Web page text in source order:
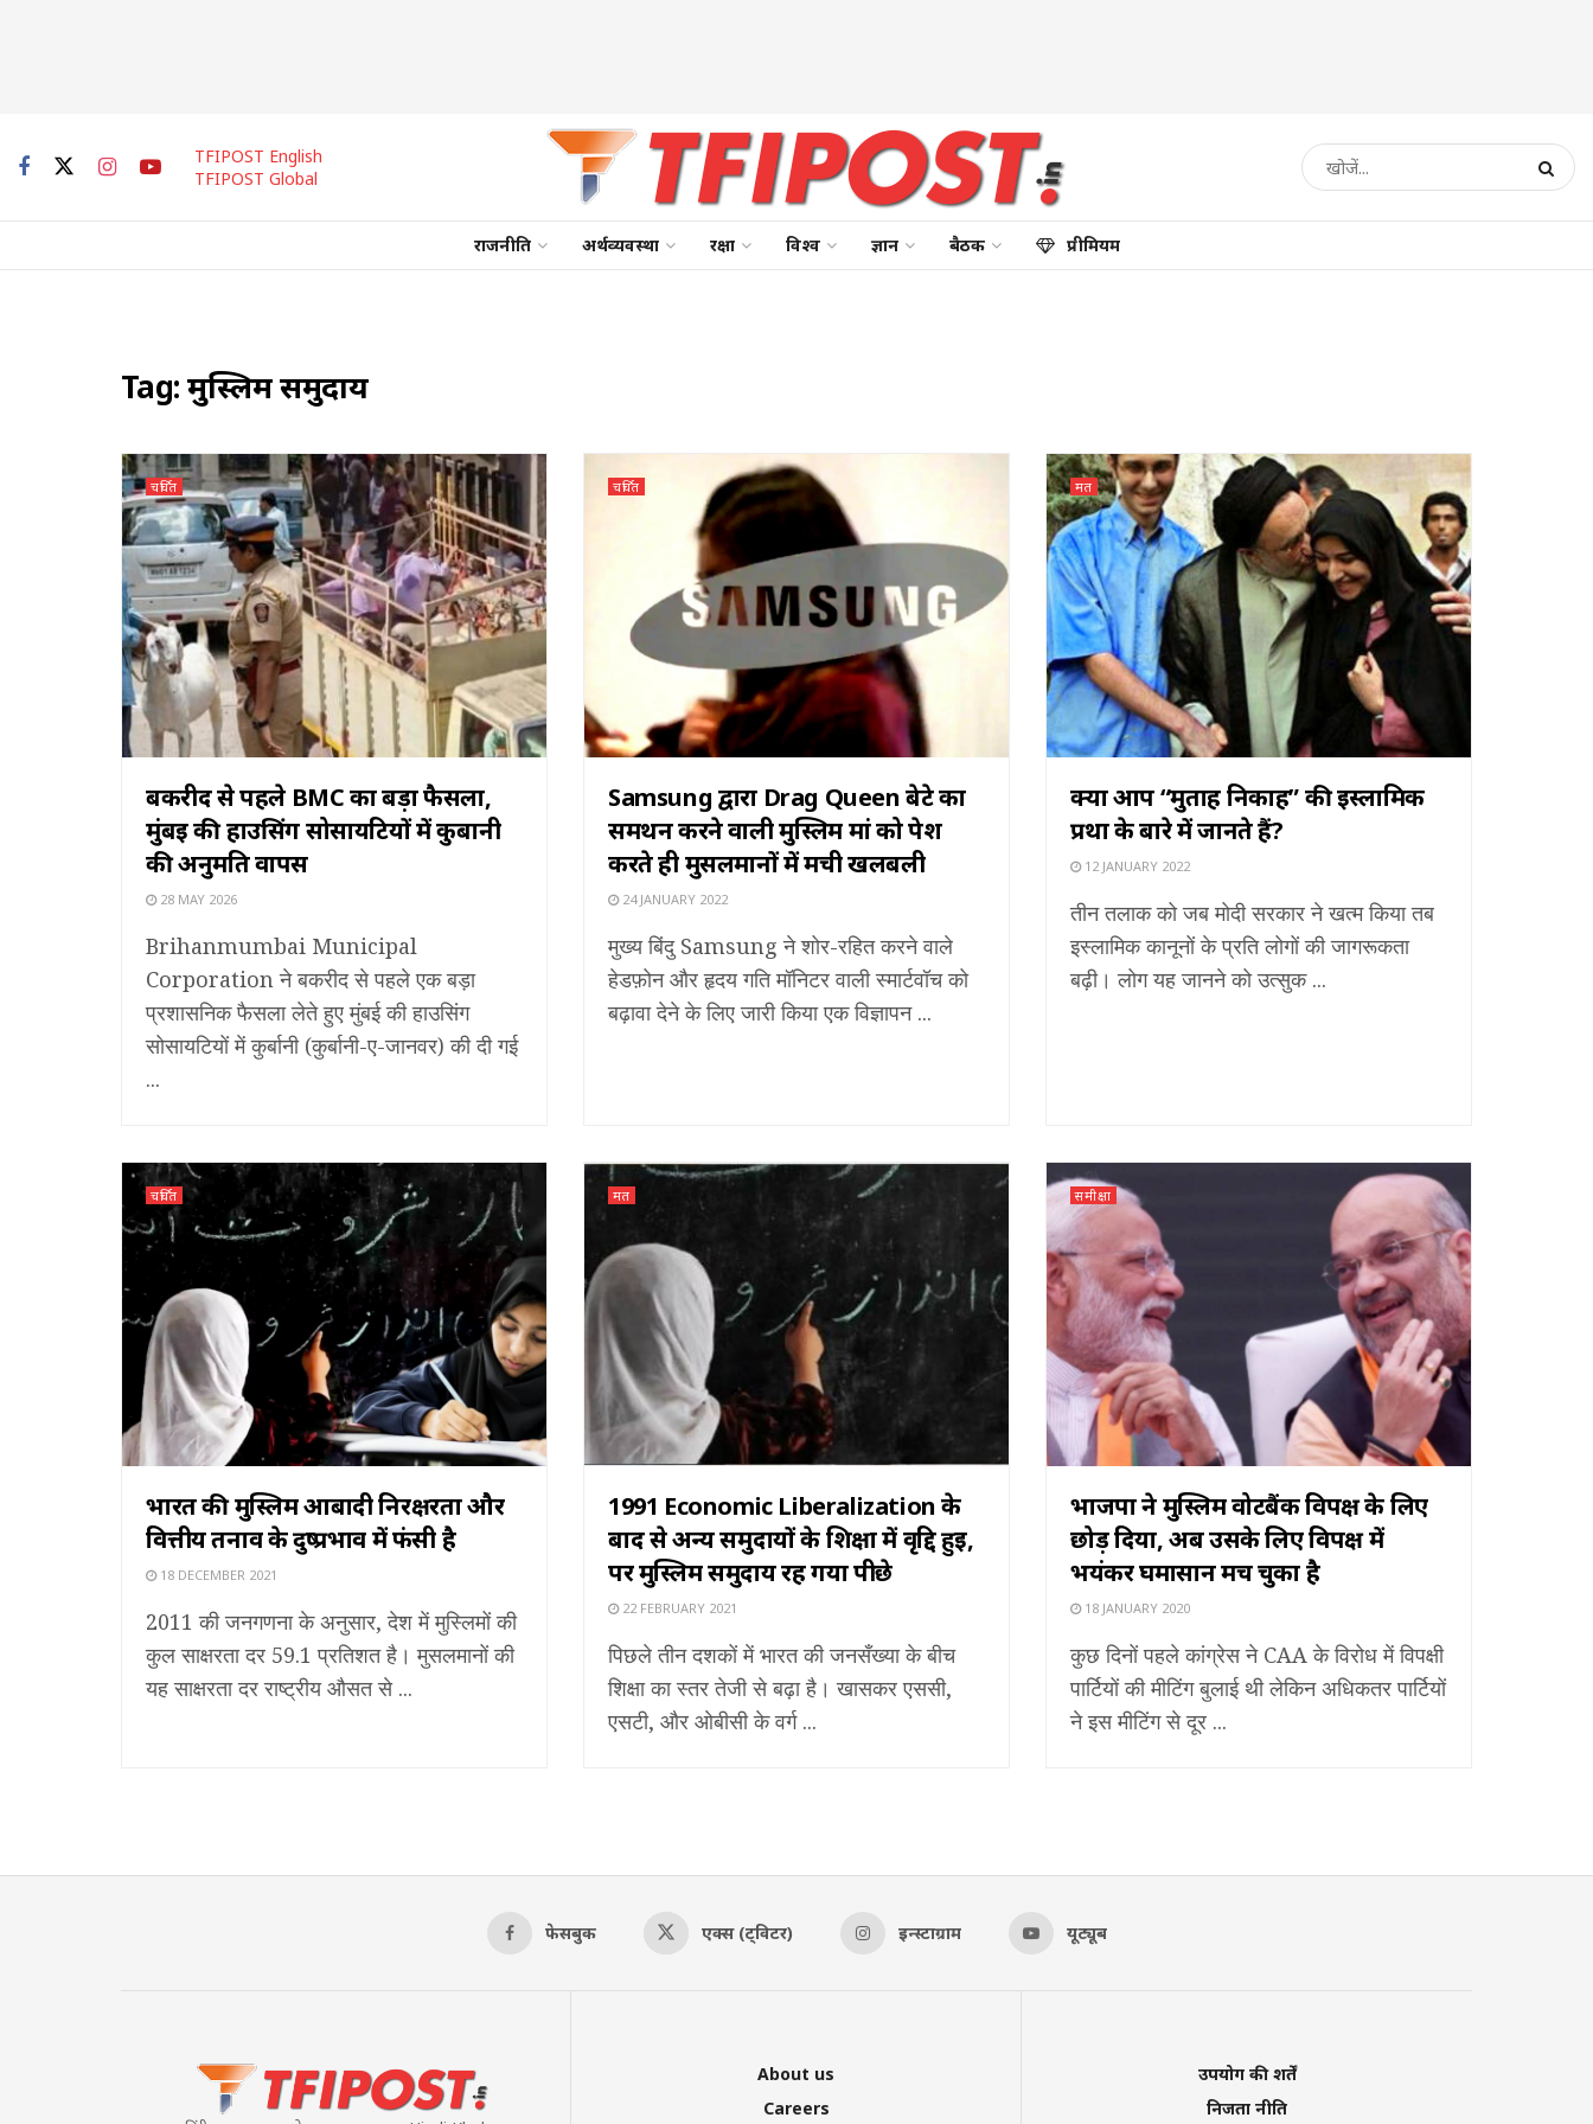
TFIPOST English
TFIPOST Global
राजनीति अर्थव्यवस्था रक्षा विश्व ज्ञान बैठक प्रीमियम
Tag:मुस्लिम समुदाय
चर्चित
बकरीद से पहले BMC का बड़ा फैसला,
मुंबई की हाउसिंग सोसायटियों में कुर्बानी
की अनुमति वापस
28 MAY 2026
Brihanmumbai Municipal
Corporation ने बकरीद से पहले एक बड़ा
प्रशासनिक फैसला लेते हुए मुंबई की हाउसिंग
सोसायटियों में कुर्बानी (कुर्बानी-ए-जानवर) की दी गई
...
चर्चित
Samsung द्वारा Drag Queen बेटे का
समर्थन करने वाली मुस्लिम मां को पेश
करते ही मुसलमानों में मची खलबली
24 JANUARY 2022
मुख्य बिंदु Samsung ने शोर-रहित करने वाले
हेडफ़ोन और हृदय गति मॉनिटर वाली स्मार्टवॉच को
बढ़ावा देने के लिए जारी किया एक विज्ञापन ...
मत
क्या आप “मुताह निकाह” की इस्लामिक
प्रथा के बारे में जानते हैं?
12 JANUARY 2022
तीन तलाक को जब मोदी सरकार ने खत्म किया तब
इस्लामिक कानूनों के प्रति लोगों की जागरूकता
बढ़ी। लोग यह जानने को उत्सुक ...
चर्चित
भारत की मुस्लिम आबादी निरक्षरता और
वित्तीय तनाव के दुष्प्रभाव में फंसी है
18 DECEMBER 2021
2011 की जनगणना के अनुसार, देश में मुस्लिमों की
कुल साक्षरता दर 59.1 प्रतिशत है। मुसलमानों की
यह साक्षरता दर राष्ट्रीय औसत से ...
मत
1991 Economic Liberalization के
बाद से अन्य समुदायों के शिक्षा में वृद्दि हुई,
पर मुस्लिम समुदाय रह गया पीछे
22 FEBRUARY 2021
पिछले तीन दशकों में भारत की जनसँख्या के बीच
शिक्षा का स्तर तेजी से बढ़ा है। खासकर एससी,
एसटी, और ओबीसी के वर्ग ...
समीक्षा
भाजपा ने मुस्लिम वोटबैंक विपक्ष के लिए
छोड़ दिया, अब उसके लिए विपक्ष में
भयंकर घमासान मच चुका है
18 JANUARY 2020
कुछ दिनों पहले कांग्रेस ने CAA के विरोध में विपक्षी
पार्टियों की मीटिंग बुलाई थी लेकिन अधिकतर पार्टियों
ने इस मीटिंग से दूर ...
फेसबुक एक्स (ट्विटर) इन्स्टाग्राम यूट्यूब
About us
Careers
उपयोग की शर्तें
निजता नीति